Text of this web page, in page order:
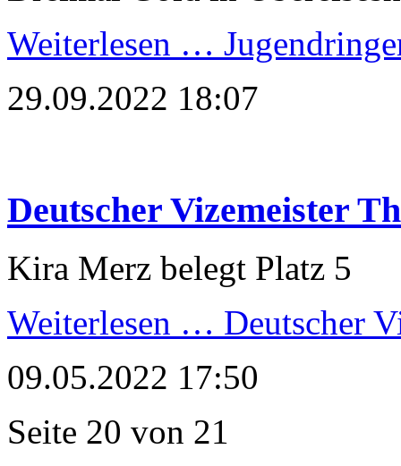
Weiterlesen …
29.09.2022 18:07
Deutscher Vizemeister
Kira Merz belegt Platz 5
Weiterlesen … Deutscher
09.05.2022 17:50
Seite 20 von 21